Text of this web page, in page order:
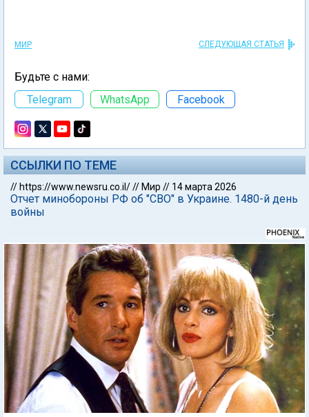
МИР СЛЕДУЮЩАЯ СТАТЬЯ
Будьте с нами:
Telegram
WhatsApp Facebook
ССЫЛКИ ПО ТЕМЕ
// https://www.newsru.co.il/// Мир // 14 марта 2026
Отчет минобороны РФ об "СВО" в Украине. 1480-й день
войны